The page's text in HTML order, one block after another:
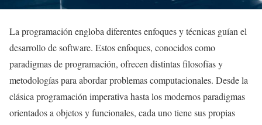
La programación engloba diferentes enfoques y técnicas guían el
desarrollo de software. Estos enfoques, conocidos como
paradigmas de programación, ofrecen distintas filosofías y
metodologías para abordar problemas computacionales. Desde la
clásica programación imperativa hasta los modernos paradigmas
orientados a objetos y funcionales, cada uno tiene sus propias